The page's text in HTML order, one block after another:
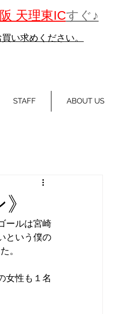
天理東ICすぐ♪
い求めください。
STAFF ABOUT US
ールは宮崎
という僕の
。
女性も１名